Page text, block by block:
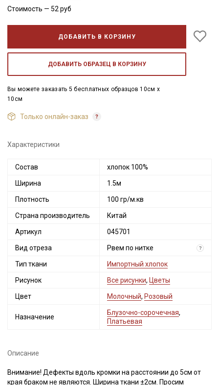
Стоимость — 52 руб
ДОБАВИТЬ В КОРЗИНУ
ДОБАВИТЬ ОБРАЗЕЦ В КОРЗИНУ
Вы можете заказать 5 бесплатных образцов 10см x
10см
Только онлайн-заказ
Характеристики
Состав хлопок 100%
Ширина 1.5м
Плотность 100 гр/м.кв
Страна производитель Китай
Артикул 045701
Вид отреза Рвем по нитке ?
Тип ткани Импортный хлопок
Рисунок Все рисунки, Цветы
Цвет Молочный, Розовый
Назначение
Блузочно-сорочечная,
Платьевая
Описание
Внимание! Дефекты вдоль кромки на расстоянии до 5см от
края браком не являются. Ширина ткани ±2см. Просим